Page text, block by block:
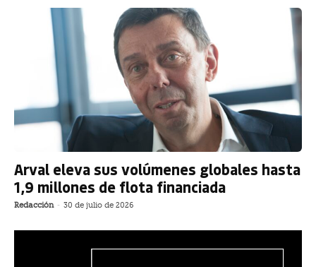
Arval eleva sus volúmenes globales hasta
1,9 millones de flota financiada
Redacción - 30 de julio de 2026